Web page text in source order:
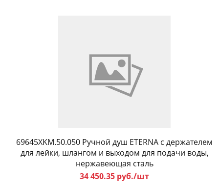
69645XKM.50.050 Ручной душ ETERNA с держателем
для лейки, шлангом и выходом для подачи воды,
нержавеющая сталь
34 450.35 руб./шт